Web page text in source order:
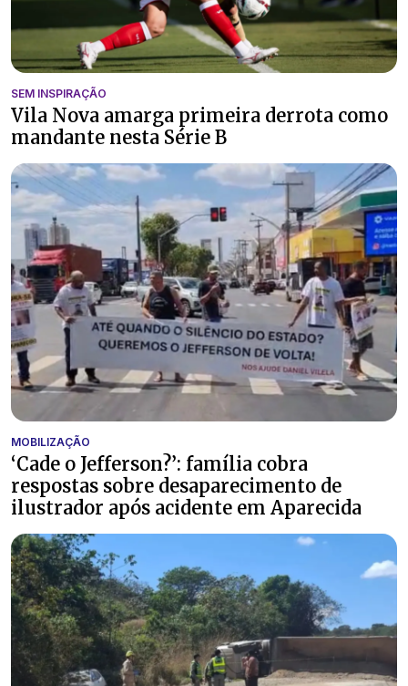
SEM INSPIRAÇÃO
Vila Nova amarga primeira derrota como
mandante nesta Série B
MOBILIZAÇÃO
‘Cade o Jefferson?’: família cobra
respostas sobre desaparecimento de
ilustrador após acidente em Aparecida